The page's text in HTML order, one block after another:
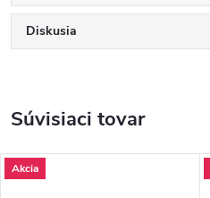
Diskusia
Súvisiaci tovar
Akcia